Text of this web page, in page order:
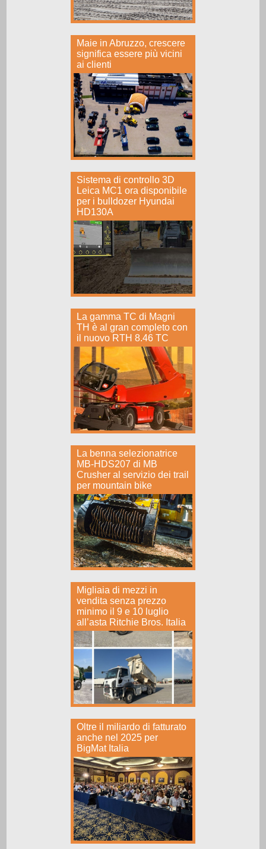
Maie in Abruzzo, crescere
significa essere più vicini
ai clienti
Sistema di controllo 3D
Leica MC1 ora disponibile
per i bulldozer Hyundai
HD130A
La gamma TC di Magni
TH è al gran completo con
il nuovo RTH 8.46 TC
La benna selezionatrice
MB-HDS207 di MB
Crusher al servizio dei trail
per mountain bike
Migliaia di mezzi in
vendita senza prezzo
minimo il 9 e 10 luglio
all’asta Ritchie Bros. Italia
Oltre il miliardo di fatturato
anche nel 2025 per
BigMat Italia